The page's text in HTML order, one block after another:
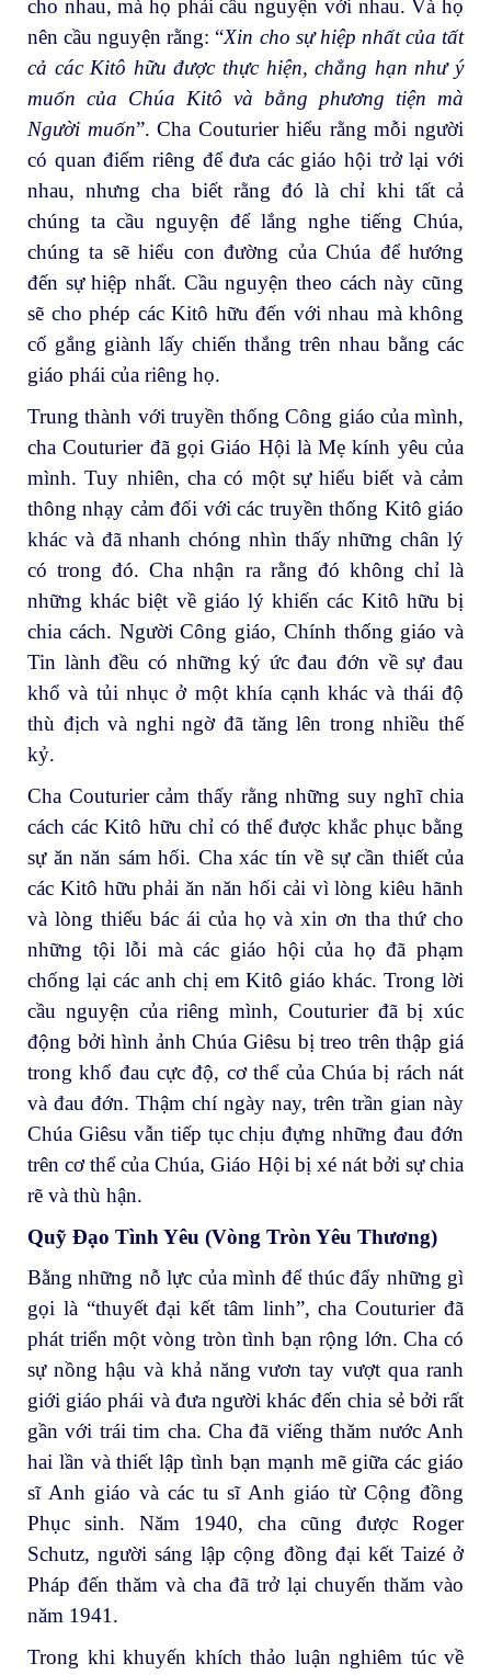
cho nhau, mà họ phải cầu nguyện với nhau. Và họ
nên cầu nguyện rằng: “Xin cho sự hiệp nhất của tất
cả các Kitô hữu được thực hiện, chẳng hạn như ý
muốn của Chúa Kitô và bằng phương tiện mà
Người muốn”. Cha Couturier hiểu rằng mỗi người
có quan điểm riêng để đưa các giáo hội trở lại với
nhau, nhưng cha biết rằng đó là chỉ khi tất cả
chúng ta cầu nguyện để lắng nghe tiếng Chúa,
chúng ta sẽ hiểu con đường của Chúa để hướng
đến sự hiệp nhất. Cầu nguyện theo cách này cũng
sẽ cho phép các Kitô hữu đến với nhau mà không
cố gắng giành lấy chiến thắng trên nhau bằng các
giáo phái của riêng họ.
Trung thành với truyền thống Công giáo của mình,
cha Couturier đã gọi Giáo Hội là Mẹ kính yêu của
mình. Tuy nhiên, cha có một sự hiểu biết và cảm
thông nhạy cảm đối với các truyền thống Kitô giáo
khác và đã nhanh chóng nhìn thấy những chân lý
có trong đó. Cha nhận ra rằng đó không chỉ là
những khác biệt về giáo lý khiến các Kitô hữu bị
chia cách. Người Công giáo, Chính thống giáo và
Tin lành đều có những ký ức đau đớn về sự đau
khổ và tủi nhục ở một khía cạnh khác và thái độ
thù địch và nghi ngờ đã tăng lên trong nhiều thế
kỷ.
Cha Couturier cảm thấy rằng những suy nghĩ chia
cách các Kitô hữu chỉ có thể được khắc phục bằng
sự ăn năn sám hối. Cha xác tín về sự cần thiết của
các Kitô hữu phải ăn năn hối cải vì lòng kiêu hãnh
và lòng thiếu bác ái của họ và xin ơn tha thứ cho
những tội lỗi mà các giáo hội của họ đã phạm
chống lại các anh chị em Kitô giáo khác. Trong lời
cầu nguyện của riêng mình, Couturier đã bị xúc
động bởi hình ảnh Chúa Giêsu bị treo trên thập giá
trong khổ đau cực độ, cơ thể của Chúa bị rách nát
và đau đớn. Thậm chí ngày nay, trên trần gian này
Chúa Giêsu vẫn tiếp tục chịu đựng những đau đớn
trên cơ thể của Chúa, Giáo Hội bị xé nát bởi sự chia
rẽ và thù hận.
Quỹ Đạo Tình Yêu (Vòng Tròn Yêu Thương)
Bằng những nỗ lực của mình để thúc đẩy những gì
gọi là “thuyết đại kết tâm linh”, cha Couturier đã
phát triển một vòng tròn tình bạn rộng lớn. Cha có
sự nồng hậu và khả năng vươn tay vượt qua ranh
giới giáo phái và đưa người khác đến chia sẻ bởi rất
gần với trái tim cha. Cha đã viếng thăm nước Anh
hai lần và thiết lập tình bạn mạnh mẽ giữa các giáo
sĩ Anh giáo và các tu sĩ Anh giáo từ Cộng đồng
Phục sinh. Năm 1940, cha cũng được Roger
Schutz, người sáng lập cộng đồng đại kết Taizé ở
Pháp đến thăm và cha đã trở lại chuyến thăm vào
năm 1941.
Trong khi khuyến khích thảo luận nghiêm túc về